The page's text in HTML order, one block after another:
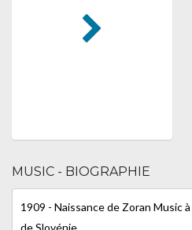
MUSIC - BIOGRAPHIE
1909 - Naissance de Zoran Music
de Slovénie.